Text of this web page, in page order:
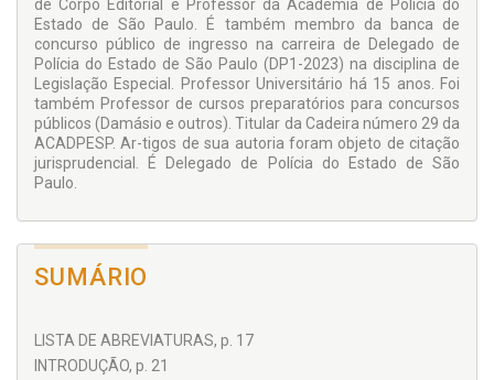
domínio do fato), externos (depuração da livre concorrência
com desestímulo à criação e manutenção de “empresas do
crime”) e expansivos (servir de prova a outros processos não
criminais).
de Corpo Editorial e Professor da Academia de Polícia do
Estado de São Paulo. É também membro da banca de
concurso público de ingresso na carreira de Delegado de
Polícia do Estado de São Paulo (DP1-2023) na disciplina de
Legislação Especial. Professor Universitário há 15 anos. Foi
também Professor de cursos preparatórios para concursos
públicos (Damásio e outros). Titular da Cadeira número 29 da
ACADPESP. Ar-tigos de sua autoria foram objeto de citação
jurisprudencial. É Delegado de Polícia do Estado de São
Paulo.
SUMÁRIO
LISTA DE ABREVIATURAS, p. 17
INTRODUÇÃO, p. 21